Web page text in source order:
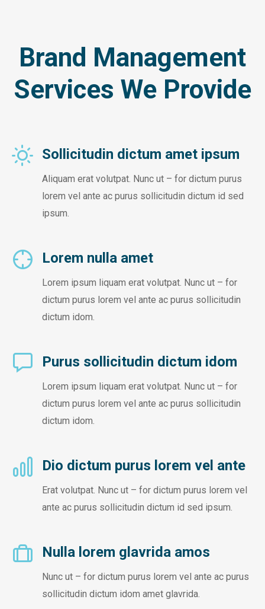
Brand Management
Services We Provide
Sollicitudin dictum amet ipsum
Aliquam erat volutpat. Nunc ut – for dictum purus
lorem vel ante ac purus sollicitudin dictum id sed
ipsum.
Lorem nulla amet
Lorem ipsum liquam erat volutpat. Nunc ut – for
dictum purus lorem vel ante ac purus sollicitudin
dictum idom.
Purus sollicitudin dictum idom
Lorem ipsum liquam erat volutpat. Nunc ut – for
dictum purus lorem vel ante ac purus sollicitudin
dictum idom.
Dio dictum purus lorem vel ante
Erat volutpat. Nunc ut – for dictum purus lorem vel
ante ac purus sollicitudin dictum id sed ipsum.
Nulla lorem glavrida amos
Nunc ut – for dictum purus lorem vel ante ac purus
sollicitudin dictum idom amet glavrida.